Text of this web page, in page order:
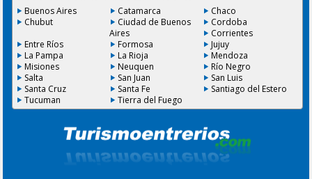
Buenos Aires Catamarca
Chaco
Chubut
Ciudad de Buenos
Aires
Cordoba
Corrientes
Entre Ríos
Formosa
Jujuy
La Pampa
La Rioja
Mendoza
Misiones
Neuquen
Río Negro
Salta
San Juan
San Luis
Santa Cruz
Santa Fe
Santiago del Estero
Tucuman
Tierra del Fuego